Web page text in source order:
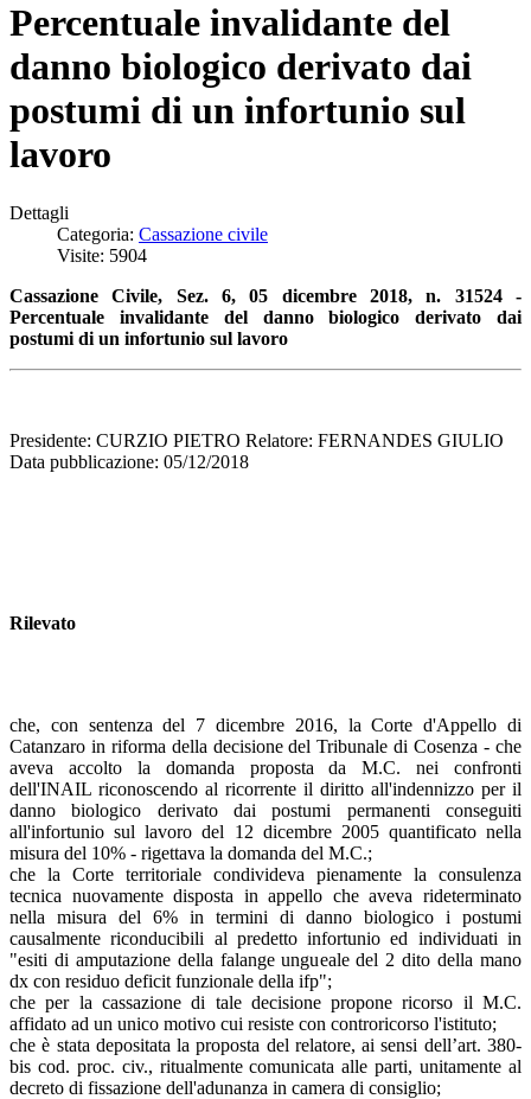
Percentuale invalidante del
danno biologico derivato dai
postumi di un infortunio sul
lavoro
Dettagli
Categoria: Cassazione civile
Visite: 5904
Cassazione Civile, Sez. 6, 05 dicembre 2018, n. 31524 -
Percentuale invalidante del danno biologico derivato dai
postumi di un infortunio sul lavoro
Presidente: CURZIO PIETRO Relatore: FERNANDES GIULIO
Data pubblicazione: 05/12/2018
Rilevato
che, con sentenza del 7 dicembre 2016, la Corte d'Appello di
Catanzaro in riforma della decisione del Tribunale di Cosenza - che
aveva accolto la domanda proposta da M.C. nei confronti
dell'INAIL riconoscendo al ricorrente il diritto all'indennizzo per il
danno biologico derivato dai postumi permanenti conseguiti
all'infortunio sul lavoro del 12 dicembre 2005 quantificato nella
misura del 10% - rigettava la domanda del M.C.;
che la Corte territoriale condivideva pienamente la consulenza
tecnica nuovamente disposta in appello che aveva rideterminato
nella misura del 6% in termini di danno biologico i postumi
causalmente riconducibili al predetto infortunio ed individuati in
"esiti di amputazione della falange ungueale del 2 dito della mano
dx con residuo deficit funzionale della ifp";
che per la cassazione di tale decisione propone ricorso il M.C.
affidato ad un unico motivo cui resiste con controricorso l'istituto;
che è stata depositata la proposta del relatore, ai sensi dell’art. 380-
bis cod. proc. civ., ritualmente comunicata alle parti, unitamente al
decreto di fissazione dell'adunanza in camera di consiglio;